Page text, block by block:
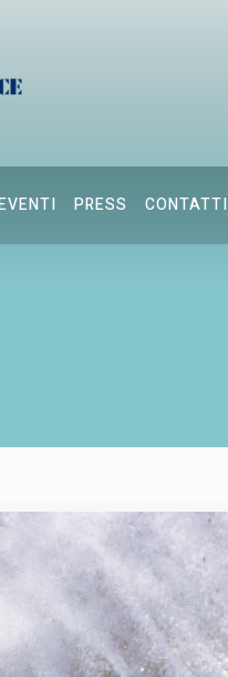
PRESS CONTATTI